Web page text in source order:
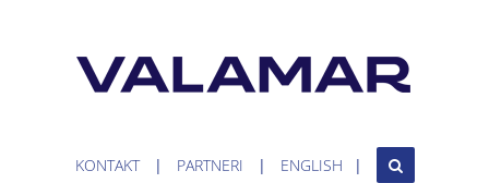
KONTAKT PARTNERI ENGLISH